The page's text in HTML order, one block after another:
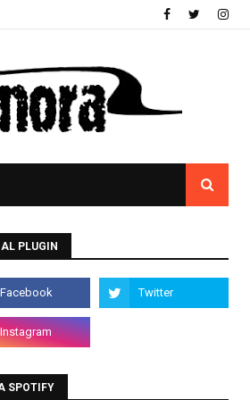
PLUGIN
SPOTIFY